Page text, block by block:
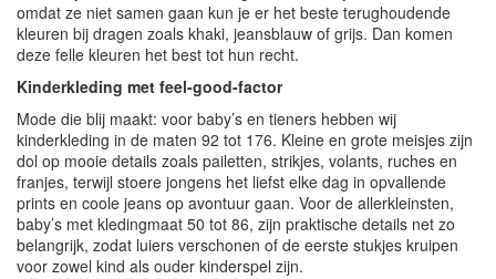
omdat ze niet samen gaan kun je er het beste terughoudende
kleuren bij dragen zoals khaki, jeansblauw of grijs. Dan komen
deze felle kleuren het best tot hun recht.
Kinderkleding met feel-good-factor
Mode die blij maakt: voor baby’s en tieners hebben wij
kinderkleding in de maten 92 tot 176. Kleine en grote meisjes zijn
dol op mooie details zoals pailetten, strikjes, volants, ruches en
franjes, terwijl stoere jongens het liefst elke dag in opvallende
prints en coole jeans op avontuur gaan. Voor de allerkleinsten,
baby’s met kledingmaat 50 tot 86, zijn praktische details net zo
belangrijk, zodat luiers verschonen of de eerste stukjes kruipen
voor zowel kind als ouder kinderspel zijn.